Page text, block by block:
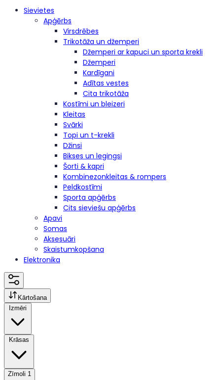
Sievietes
Apģērbs
Virsdrēbes
Trikotāža un džemperi
Džemperi ar kapuci un sporta krekli
Džemperi
Kardīgani
Adītas vestes
Cita trikotāža
Kostīmi un bleizeri
Kleitas
Svārki
Topi un t-krekli
Džinsi
Bikses un legingsi
Šorti & kapri
Kombinezonkleitas & rompers
Peldkostīmi
Sporta apģērbs
Cits sieviešu apģērbs
Apavi
Somas
Aksesuāri
Skaistumkopšana
Elektronika
Kārtošana
Izmēri
Krāsas
Zīmoli 1